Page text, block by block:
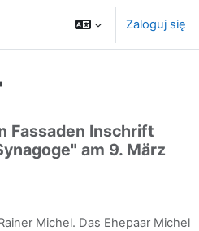
Zaloguj się
Fassaden Inschrift
am 9. März
Michel. Das Ehepaar Michel